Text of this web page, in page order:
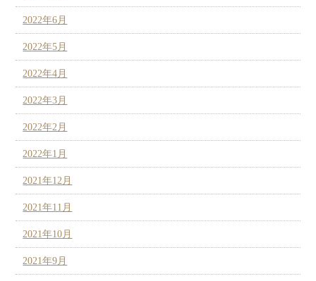
2022年6月
2022年5月
2022年4月
2022年3月
2022年2月
2022年1月
2021年12月
2021年11月
2021年10月
2021年9月